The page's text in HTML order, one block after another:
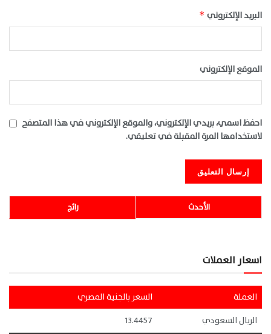
البريد الإلكتروني *
الموقع الإلكتروني
احفظ اسمي، بريدي الإلكتروني، والموقع الإلكتروني في هذا المتصفح
لاستخدامها المرة المقبلة في تعليقي.
رائج الأحدث
اسعار العملات
العملة
السعر بالجنية المصري
الريال السعودي
13.4457